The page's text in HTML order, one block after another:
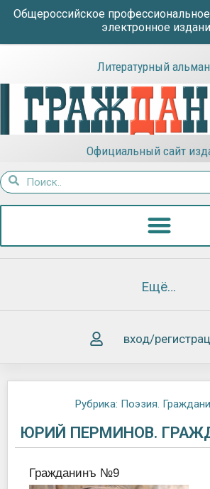
Общероссийское
электронное
Литературный
Официальный сайт
Ещё…
вход/
Рубрика: Поэзия.
ЮРИЙ ПЕРМИНОВ.
Гражданинъ №9